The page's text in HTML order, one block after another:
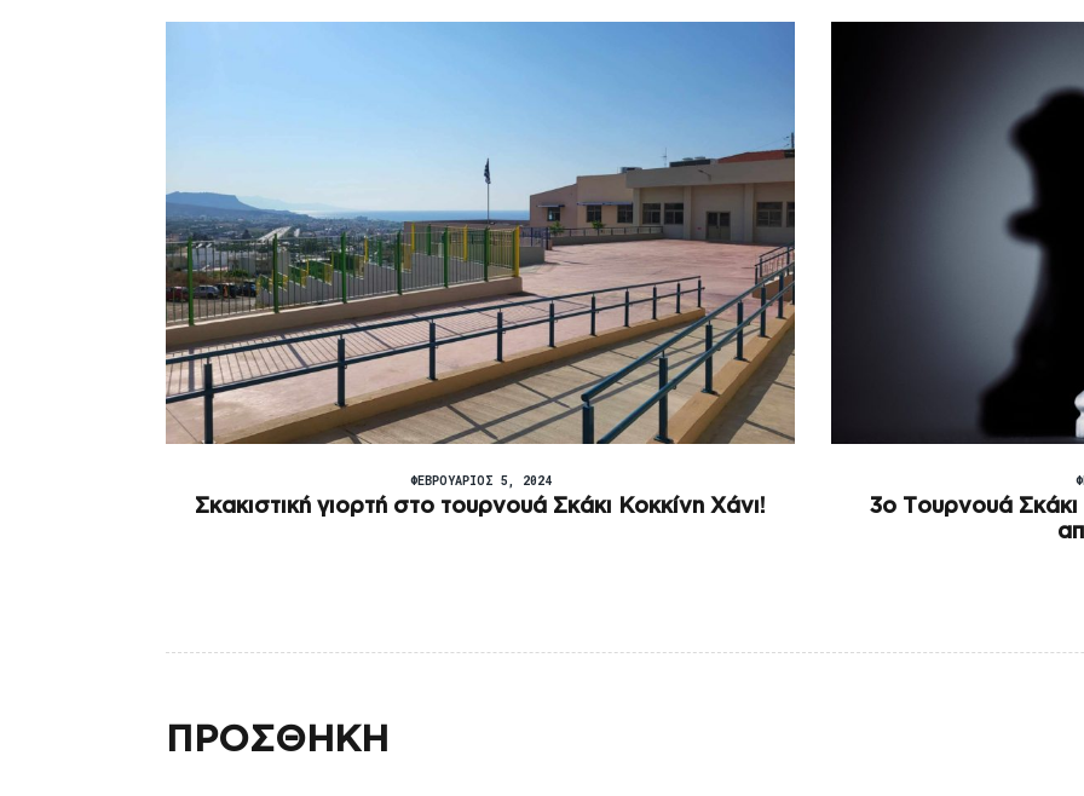
ΦΕΒΡΟΥΆΡΙΟΣ 5, 2024
Σκακιστική γιορτή στο τουρνουά Σκάκι Κοκκίνη Χάνι!
3o Τουρνουά
ΠΡΟΣΘΗΚΗ